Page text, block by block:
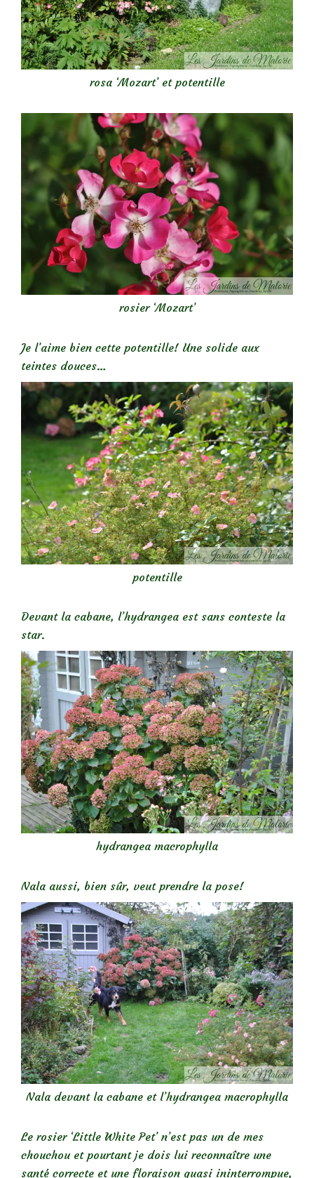
rosa ‘Mozart’ et potentille
rosier ‘Mozart’
Je l’aime bien cette potentille! Une solide aux
teintes douces…
potentille
Devant la cabane, l’hydrangea est sans conteste la
star.
hydrangea macrophylla
Nala aussi, bien sûr, veut prendre la pose!
Nala devant la cabane et l’hydrangea macrophylla
Le rosier ‘Little White Pet’ n’est pas un de mes
chouchou et pourtant je dois lui reconnaître une
santé correcte et une floraison quasi ininterrompue,